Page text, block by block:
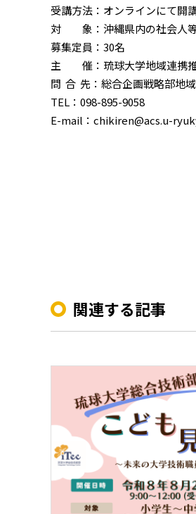
受講方法：オンラインにて開
対 象：沖縄県内の社会⼈等
募集定員：30名
主 催：琉球大学地域連携
問 合 先：総合企画戦略部地
TEL：098-895-9058
E-mail：chikiren@acs.u-
関連する記事